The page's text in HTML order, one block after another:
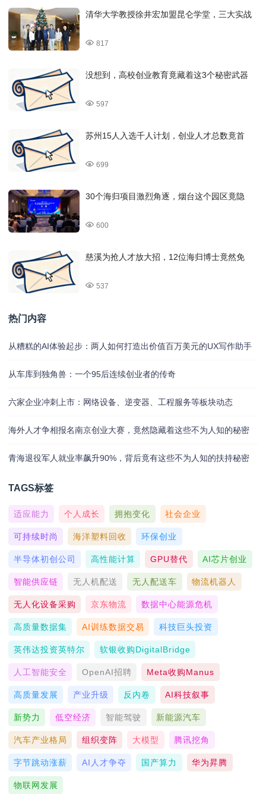
清华大学教授徐井宏加盟昆仑学堂，三大实战
817
没想到，高校创业教育竟藏着这3个秘密武器
597
苏州15人入选千人计划，创业人才总数竟首
699
30个海归项目激烈角逐，烟台这个园区竟隐
600
慈溪为抢人才放大招，12位海归博士竟然免
537
热门内容
从糟糕的AI体验起步：两人如何打造出价值百万美元的UX写作助手
从车库到独角兽：一个95后连续创业者的传奇
六家企业冲刺上市：网络设备、逆变器、工程服务等板块动态
海外人才争相报名南京创业大赛，竟然隐藏着这些不为人知的秘密
青海退役军人就业率飙升90%，背后竟有这些不为人知的扶持秘密
TAGS标签
适应能力 个人成长 拥抱变化 社会企业
可持续时尚 海洋塑料回收 环保创业
半导体初创公司 高性能计算 GPU替代 AI芯片创业
智能供应链 无人机配送 无人配送车 物流机器人
无人化设备采购 京东物流 数据中心能源危机
高质量数据集 AI训练数据交易 科技巨头投资
英伟达投资英特尔 软银收购DigitalBridge
人工智能安全 OpenAI招聘 Meta收购Manus
高质量发展 产业升级 反内卷 AI科技叙事
新势力 低空经济 智能驾驶 新能源汽车
汽车产业格局 组织变阵 大模型 腾讯挖角
字节跳动涨薪 AI人才争夺 国产算力 华为昇腾
物联网发展